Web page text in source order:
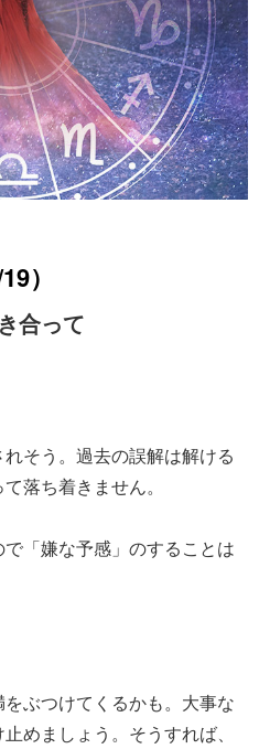
）
合って
そう。過去の誤解は解ける
落ち着きません。
「嫌な予感」のすることは
ぶつけてくるかも。大事な
めましょう。そうすれば、